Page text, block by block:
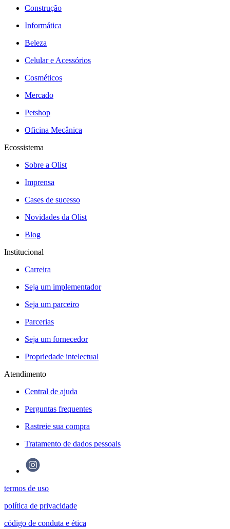
Construção
Informática
Beleza
Celular e Acessórios
Cosméticos
Mercado
Petshop
Oficina Mecânica
Ecossistema
Sobre a Olist
Imprensa
Cases de sucesso
Novidades da Olist
Blog
Institucional
Carreira
Seja um implementador
Seja um parceiro
Parcerias
Seja um fornecedor
Propriedade intelectual
Atendimento
Central de ajuda
Perguntas frequentes
Rastreie sua compra
Tratamento de dados pessoais
termos de uso
política de privacidade
código de conduta e ética